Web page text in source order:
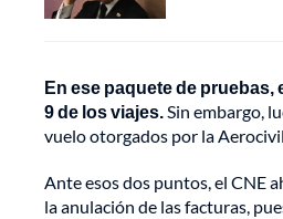
En ese paquete de
9 de los viajes.Sin embargo,
vuelo otorgados por la
Ante esos dos puntos, el CNE
la anulación de las facturas,